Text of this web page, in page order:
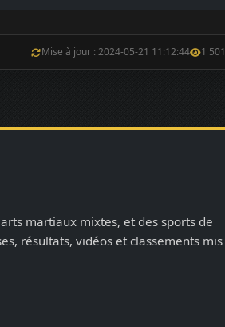
Mise à jour : 2024-05-21 11:12:44 1 501
martiaux mixtes, et des sports de
résultats, vidéos et classements mis